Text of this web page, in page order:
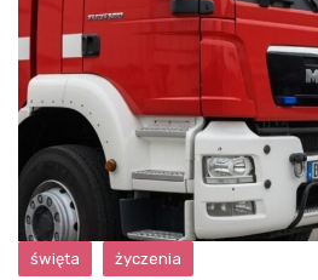
święta życzenia